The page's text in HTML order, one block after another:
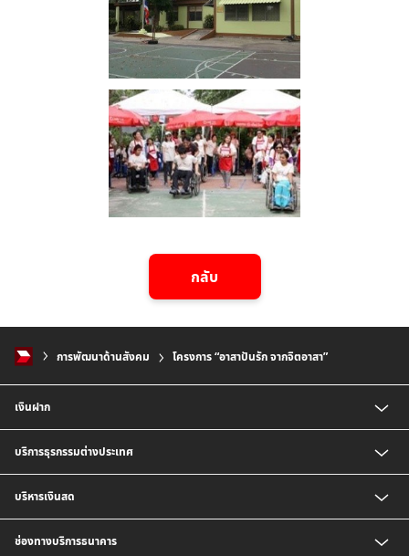
กลับ
การพัฒนาด้านสังคม โครงการ “อาสาปันรัก จากจิตอาสา”
เงินฝาก
เงินฝากกระแสรายวัน
เงินฝากเพื่อบริหารจัดการเงินสด (Cash Management Savings)
เงินฝาก Corporate Super Savings
เงินฝากประจำ
บัญชี CIMB Biz Account
บริการธุรกรรมต่างประเทศ
บริการเพื่อธุรกิจส่งออก
บริการออกหนังสือค้ำประกัน
บริหารเงินสด
บริการรับชำระเงิน
ช่องทางบริการธนาคาร